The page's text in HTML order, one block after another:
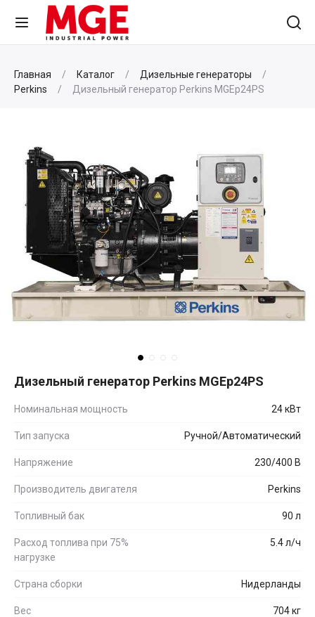
Главная Каталог
Дизельные генераторы
Perkins
Дизельный генератор Perkins MGEp24PS
Дизельный генератор Perkins MGEp24PS
Номинальная мощность 24 кВт
Тип запуска Ручной/Автоматический
Напряжение 230/400 В
Производитель двигателя Perkins
Топливный бак 90 л
Расход топлива при 75%
нагрузке
5.4 л/ч
Страна сборки Нидерланды
Вес 704 кг